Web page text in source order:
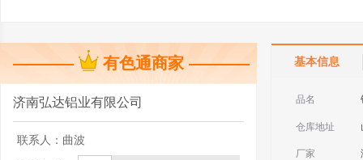
有色通商家
济南弘达铝业有限公司
联系人： 曲波
基本信息
品名
仓库地址
厂家